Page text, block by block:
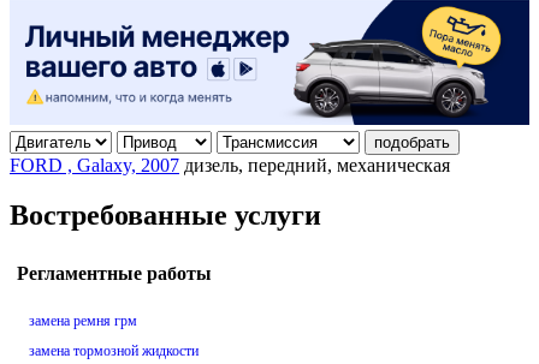
подобрать
FORD , Galaxy, 2007 дизель, передний, механическая
Востребованные услуги
Регламентные работы
замена ремня грм
замена тормозной жидкости